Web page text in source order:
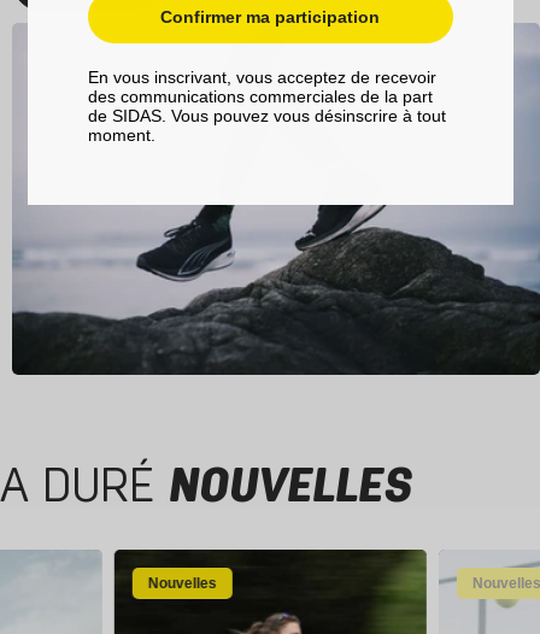
A DURÉ NOUVELLES
Nouvelles Nouvelles
Confirmer ma participation
En vous inscrivant, vous acceptez de recevoir
des communications commerciales de la part
de SIDAS. Vous pouvez vous désinscrire à tout
moment.